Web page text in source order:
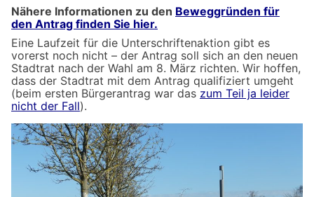
Nähere Informationen zu den Beweggründen für
den Antrag finden Sie hier.
Eine Laufzeit für die Unterschriftenaktion gibt es
vorerst noch nicht – der Antrag soll sich an den neuen
Stadtrat nach der Wahl am 8. März richten. Wir hoffen,
dass der Stadtrat mit dem Antrag qualifiziert umgeht
(beim ersten Bürgerantrag war das zum Teil ja leider
nicht der Fall).